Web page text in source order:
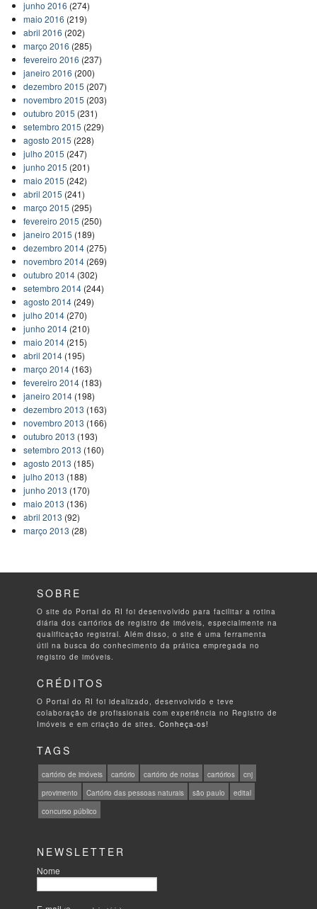
junho 2016 (274)
maio 2016 (219)
abril 2016 (202)
março 2016 (285)
fevereiro 2016 (237)
janeiro 2016 (200)
dezembro 2015 (207)
novembro 2015 (203)
outubro 2015 (231)
setembro 2015 (229)
agosto 2015 (228)
julho 2015 (247)
junho 2015 (201)
maio 2015 (242)
abril 2015 (241)
março 2015 (295)
fevereiro 2015 (250)
janeiro 2015 (189)
dezembro 2014(275)
novembro 2014(269)
outubro 2014(302)
setembro 2014(244)
agosto 2014(249)
julho 2014(270)
junho 2014(210)
maio 2014(215)
abril 2014(195)
março 2014(163)
fevereiro 2014(183)
janeiro 2014(198)
dezembro 2013 (163)
novembro 2013 (166)
outubro 2013 (193)
setembro 2013 (160)
agosto 2013 (185)
julho 2013 (188)
junho 2013 (170)
maio 2013 (136)
abril 2013 (92)
março 2013 (28)
SOBRE
O site do Portal do RI foi desenvolvido para facilitar a rotina
diária dos cartórios de registro de imóveis, especialmente na
qualificação registral. Além disso, o site é uma ferramenta
útil na busca do conhecimento da prática empregada no
registro de imóveis.
CRÉDITOS
O Portal do RI foi idealizado, desenvolvido e teve
colaboração de profissionais com experiência no Registro de
Imóveis e em criação de sites.Conheça-os!
TAGS
cartório de imóveis cartório cartório de notas cartórios
cnj
provimento
Cartório das pessoas naturais são paulo
edital
concurso público
NEWSLETTER
Nome